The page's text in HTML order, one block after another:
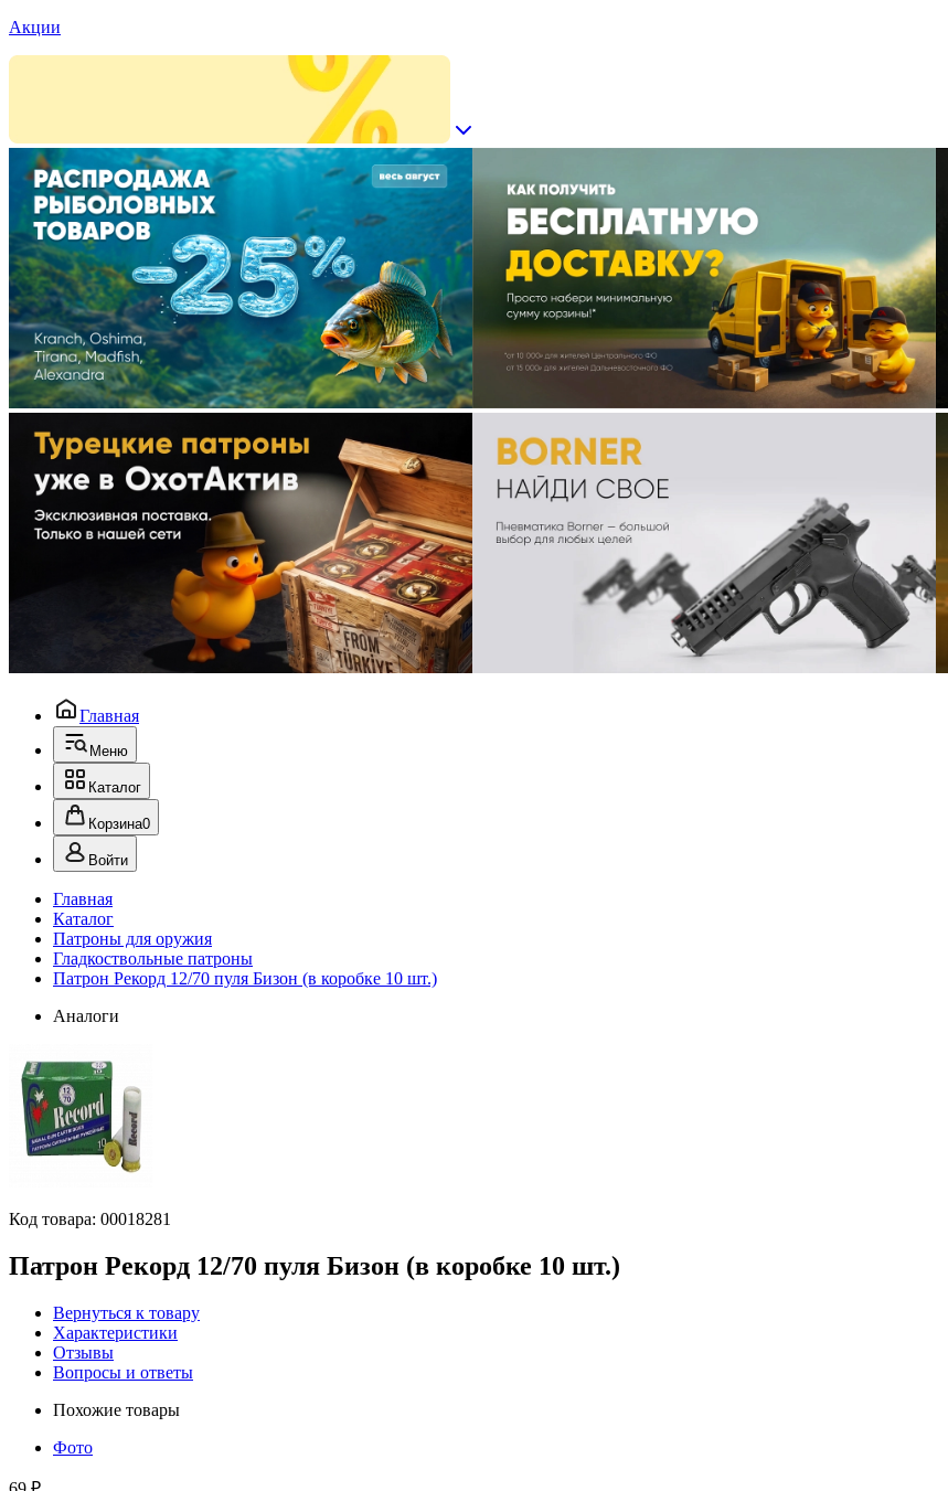
Акции
Главная
Меню
Каталог
Корзина0
Войти
Главная
Каталог
Патроны для оружия
Гладкоствольные патроны
Патрон Рекорд 12/70 пуля Бизон (в коробке 10 шт.)
Аналоги
Код товара: 00018281
Патрон Рекорд 12/70 пуля Бизон (в коробке 10 шт.)
Вернуться к товару
Характеристики
Отзывы
Вопросы и ответы
Похожие товары
Фото